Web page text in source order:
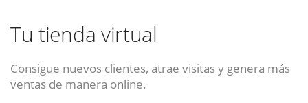
Tu tienda virtual
Consigue nuevos clientes, atrae visitas y genera más
ventas de manera online.